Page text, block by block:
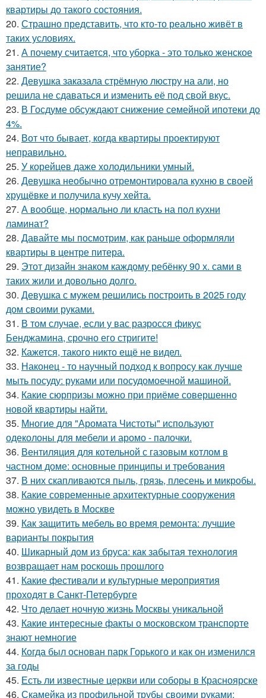
квартиры до такого состояния.
20. Страшно представить, что кто-то реально живёт в
таких условиях.
21. А почему считается, что уборка - это только женское
занятие?
22. Девушка заказала стрёмную люстру на али, но
решила не сдаваться и изменить её под свой вкус.
23. В Госдуме обсуждают снижение семейной ипотеки до
4%.
24. Вот что бывает, когда квартиры проектируют
неправильно.
25. У корейцев даже холодильники умный.
26. Девушка необычно отремонтировала кухню в своей
хрущёвке и получила кучу хейта.
27. А вообще, нормально ли класть на пол кухни
ламинат?
28. Давайте мы посмотрим, как раньше оформляли
квартиры в центре питера.
29. Этот дизайн знаком каждому ребёнку 90 х. сами в
таких жили и довольно долго.
30. Девушка с мужем решились построить в 2025 году
дом своими руками.
31. В том случае, если у вас разросся фикус
Бенджамина, срочно его стригите!
32. Кажется, такого никто ещё не видел.
33. Наконец - то научный подход к вопросу как лучше
мыть посуду: руками или посудомоечной машиной.
34. Какие сюрпризы можно при приёме совершенно
новой квартиры найти.
35. Многие для "Аромата Чистоты" используют
одеколоны для мебели и аромо - палочки.
36. Вентиляция для котельной с газовым котлом в
частном доме: основные принципы и требования
37. В них скапливаются пыль, грязь, плесень и микробы.
38. Какие современные архитектурные сооружения
можно увидеть в Москве
39. Как защитить мебель во время ремонта: лучшие
варианты покрытия
40. Шикарный дом из бруса: как забытая технология
возвращает нам роскошь прошлого
41. Какие фестивали и культурные мероприятия
проходят в Санкт-Петербурге
42. Что делает ночную жизнь Москвы уникальной
43. Какие интересные факты о московском транспорте
знают немногие
44. Когда был основан парк Горького и как он изменился
за годы
45. Есть ли известные церкви или соборы в Красноярске
46. Скамейка из профильной трубы своими руками: